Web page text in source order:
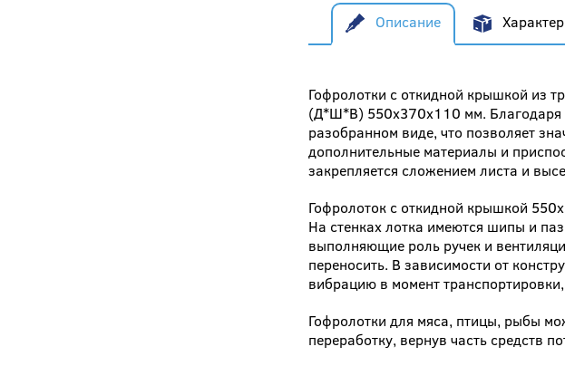
Описание
Гофролотки с откидной крышкой из
(Д*Ш*В) 550x370x110 мм. Благодаря
разобранном виде, что позволяет
дополнительные материалы и
закрепляется сложением листа и
Гофролоток с откидной крышкой
На стенках лотка имеются шипы и
выполняющие роль ручек и
переносить. В зависимости от
вибрацию в момент
Гофролотки для мяса, птицы, рыбы
переработку, вернув часть средств